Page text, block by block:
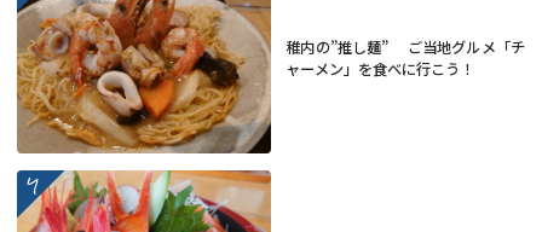
稚内の”推し麺” ご当地グルメ「チ
ャーメン」を食べに行こう！
more